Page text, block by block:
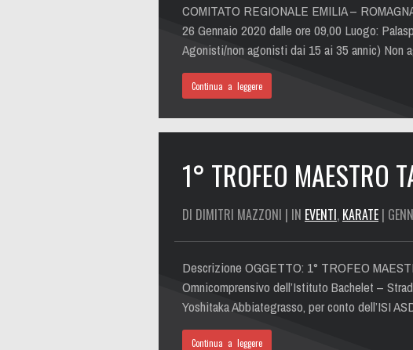
COMITATO REGIONALE EMILIA –
26 Gennaio 2020 dalle ore 09,00 Luogo:
Agonisti/non agonisti dai 15 ai 35 annic)
Continua a leggere
1° TROFEO MAESTRO
DI DIMITRI MAZZONI | IN EVENTI, KARATE |
Descrizione OGGETTO: 1° TROFEO
Omnicomprensivo dell’Istituto Bachelet –
Yoshitaka Abbiategrasso, per conto dell’ISI
Continua a leggere